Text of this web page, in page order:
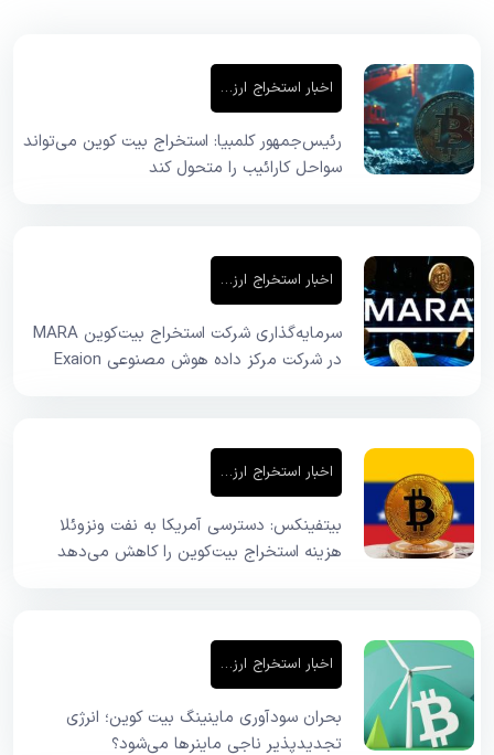
اخبار استخراج ارز دیجیتال
رئیس‌جمهور کلمبیا: استخراج بیت کوین می‌تواند
سواحل کارائیب را متحول کند
اخبار استخراج ارز دیجیتال
سرمایه‌گذاری شرکت استخراج بیت‌کوین MARA
در شرکت مرکز داده هوش مصنوعی Exaion
اخبار استخراج ارز دیجیتال
بیتفینکس: دسترسی آمریکا به نفت ونزوئلا
هزینه استخراج بیت‌کوین را کاهش می‌دهد
اخبار استخراج ارز دیجیتال
بحران سودآوری ماینینگ بیت کوین؛ انرژی
تجدیدپذیر ناجی ماینرها می‌شود؟